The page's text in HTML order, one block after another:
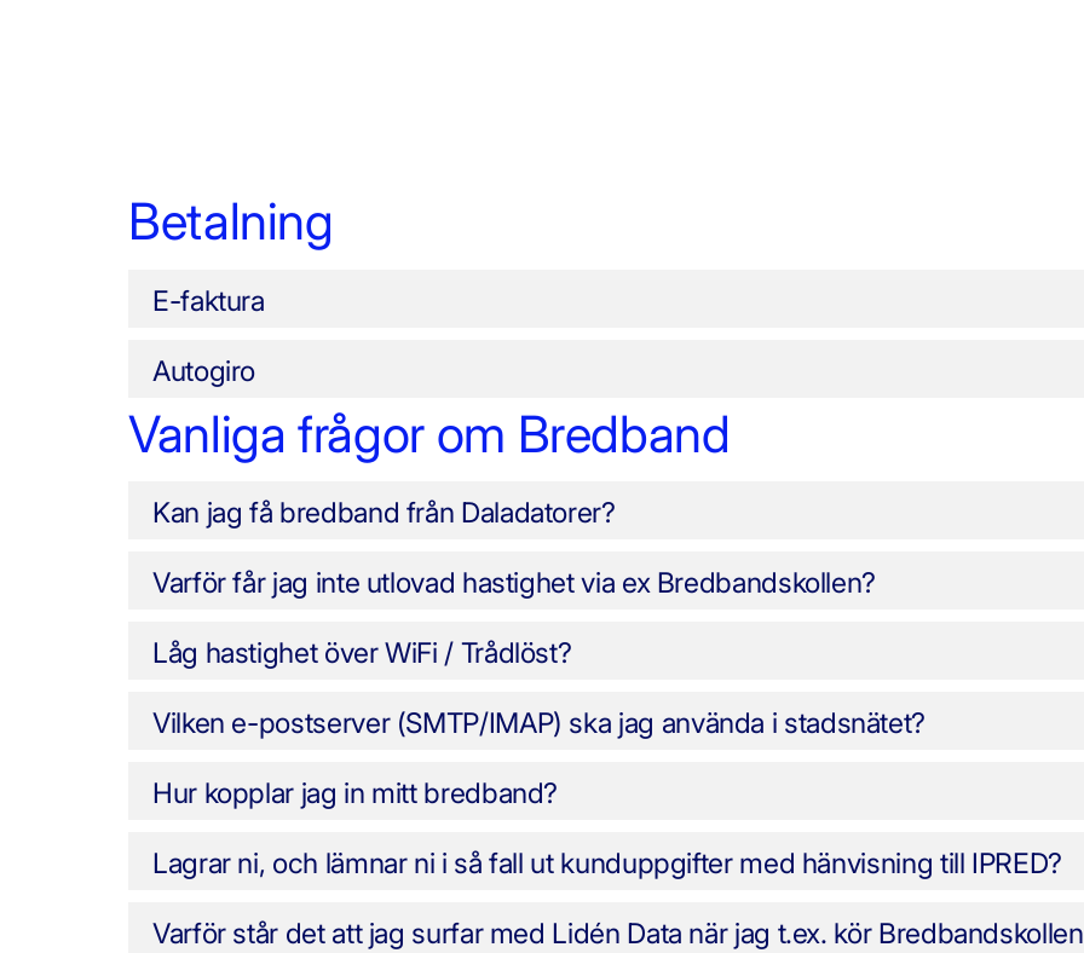
Betalning
E-faktura
Autogiro
Vanliga frågor om Bredband
Kan jag få bredband från Daladatorer?
Varför får jag inte utlovad hastighet via ex Bredbandskollen?
Låg hastighet över WiFi / Trådlöst?
Vilken e-postserver (SMTP/IMAP) ska jag använda i stadsnätet?
Hur kopplar jag in mitt bredband?
Lagrar ni, och lämnar ni i så fall ut kunduppgifter med hänvisning till IPRED?
Varför står det att jag surfar med Lidén Data när jag t.ex. kör